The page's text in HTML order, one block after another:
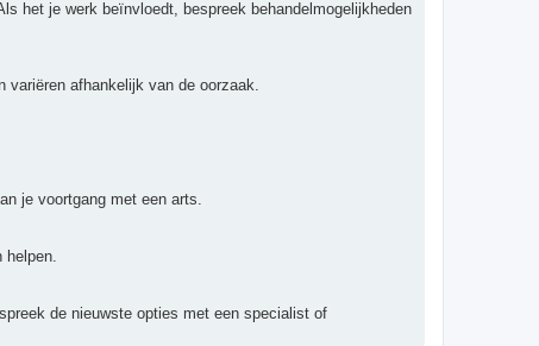
het je werk beïnvloedt, bespreek behandelmogelijkheden
variëren afhankelijk van de oorzaak.
je voortgang met een arts.
helpen.
de nieuwste opties met een specialist of